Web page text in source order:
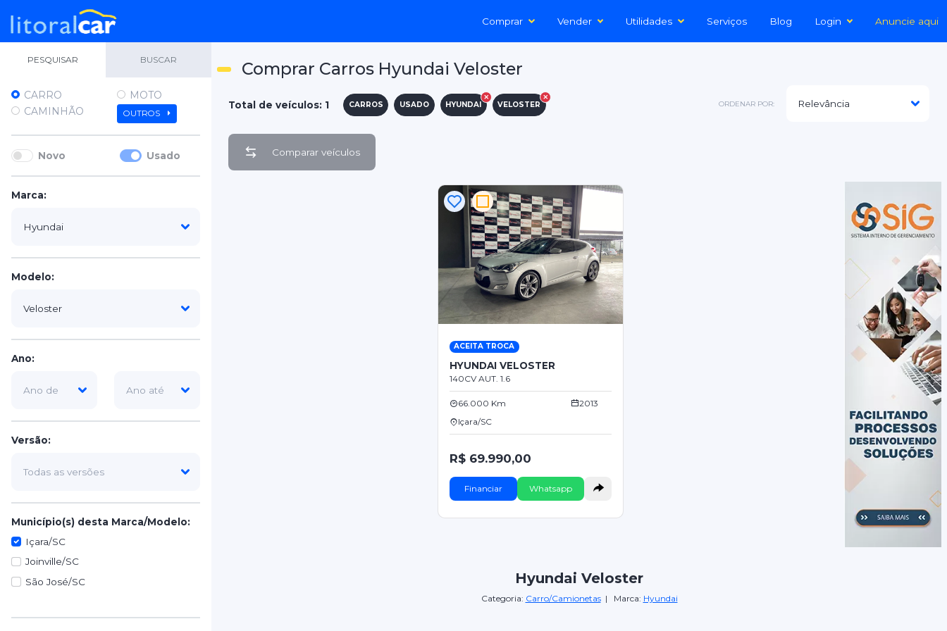
Comprar Vender Utilidades Serviços Blog Login Anuncie aqui
PESQUISAR BUSCAR
CARRO
MOTO
CAMINHÃO
OUTROS
Novo Usado
Marca:
Modelo:
Ano:
Versão:
Município(s) desta Marca/Modelo:
Içara/SC
Joinville/SC
São José/SC
Comprar Carros Hyundai Veloster
Total de veículos: 1 CARROS USADO HYUNDAI VELOSTER ORDENAR POR:
Comparar veículos
ACEITA TROCA
HYUNDAI VELOSTER
140CV AUT. 1.6
66.000 Km
2013
Içara/SC
R$ 69.990,00
Financiar Whatsapp
Hyundai Veloster
Categoria: Carro/Camionetas| Marca: Hyundai